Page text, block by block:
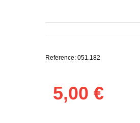
Reference: 051.182
5,00 €